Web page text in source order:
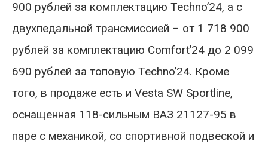
900 рублей за комплектацию Techno’24, а с
двухпедальной трансмиссией – от 1 718 900
рублей за комплектацию Comfort’24 до 2 099
690 рублей за топовую Techno’24. Кроме
того, в продаже есть и Vesta SW Sportline,
оснащенная 118-сильным ВАЗ 21127-95 в
паре с механикой, со спортивной подвеской и